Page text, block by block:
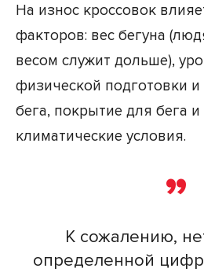
На износ кроссовок
факторов: вес бегуна
весом служит дольше),
физической подготовки и
бега, покрытие для бега
климатические условия.
К сожалению,
определенной